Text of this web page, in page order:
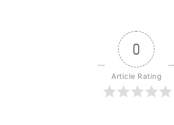
0
Article Rating